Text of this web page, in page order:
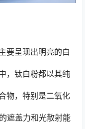
要呈现出明亮的白
，钛白粉都以其纯
物，特别是二氧化
遮盖力和光散射能